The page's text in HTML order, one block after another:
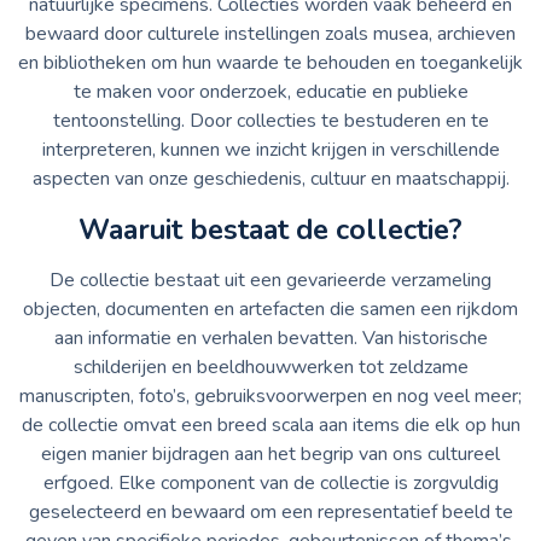
bewaard door culturele instellingen zoals musea, archieven
en bibliotheken om hun waarde te behouden en toegankelijk
te maken voor onderzoek, educatie en publieke
tentoonstelling. Door collecties te bestuderen en te
interpreteren, kunnen we inzicht krijgen in verschillende
aspecten van onze geschiedenis, cultuur en maatschappij.
Waaruit bestaat de collectie?
De collectie bestaat uit een gevarieerde verzameling
objecten, documenten en artefacten die samen een rijkdom
aan informatie en verhalen bevatten. Van historische
schilderijen en beeldhouwwerken tot zeldzame
manuscripten, foto’s, gebruiksvoorwerpen en nog veel meer;
de collectie omvat een breed scala aan items die elk op hun
eigen manier bijdragen aan het begrip van ons cultureel
erfgoed. Elke component van de collectie is zorgvuldig
geselecteerd en bewaard om een representatief beeld te